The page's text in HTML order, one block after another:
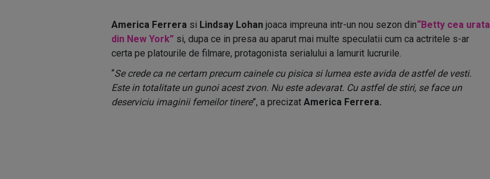
America Ferrera si Lindsay Lohan joaca impreuna intr-un nou sezon din“Betty cea urata
din New York” si, dupa ce in presa au aparut mai multe speculatii cum ca actritele s-ar
certa pe platourile de filmare, protagonista serialului a lamurit lucrurile.
“Se crede ca ne certam precum cainele cu pisica si lumea este avida de astfel de vesti.
Este in totalitate un gunoi acest zvon. Nu este adevarat. Cu astfel de stiri, se face un
deserviciu imaginii femeilor tinere”, a precizat America Ferrera.